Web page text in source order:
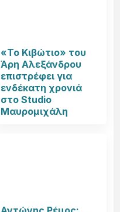
«Το Κιβώτιο» του
Άρη Αλεξάνδρου
επιστρέφει για
ενδέκατη χρονιά
στο Studio
Μαυρομιχάλη